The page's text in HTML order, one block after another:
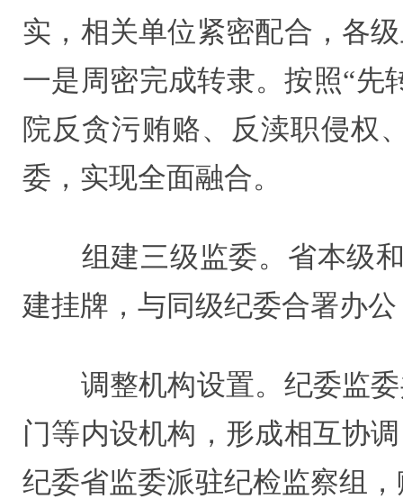
实，相关单位紧密配合，各
一是周密完成转隶。按照“先
院反贪污贿赂、反渎职侵权
委，实现全面融合。
组建三级监委。省本级和
建挂牌，与同级纪委合署办
调整机构设置。纪委监委
门等内设机构，形成相互协
纪委省监委派驻纪检监察组